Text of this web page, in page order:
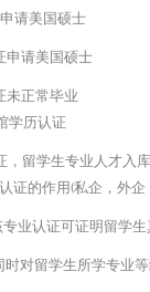
申请美国硕士
申请美国硕士
未正常毕业
学历认证
，留学生专业人才入库
证的作用(私企，外企
专业认证可证明留学
时对留学生所学专业